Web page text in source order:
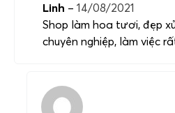
Linh – 14/08/2021
Shop làm hoa tươi, đẹp
chuyên nghiệp, làm việc